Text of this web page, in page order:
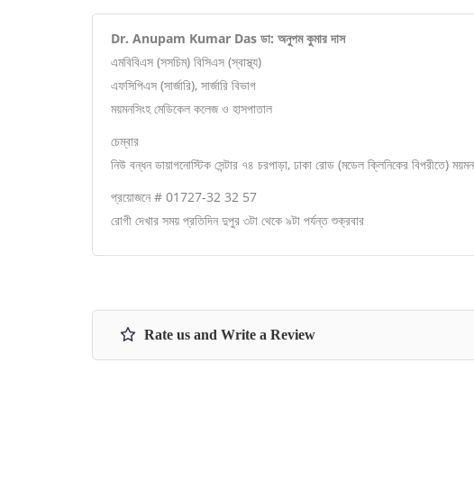
Dr. Anupam Kumar Das ডা: অনুপম কুমার দাস
এমবিবিএস (সসচিম) বিসিএস (স্বাস্থ্য)
এফসিপিএস (সার্জারি), সার্জারি বিভাগ
ময়মনসিংহ মেডিকেল কলেজ ও হাসপাতাল
চেম্বার
নিউ বন্ধন ডায়াগনোস্টিক সেন্টার ৭৪ চরপাড়া, ঢাকা রোড (মডেল ক্লিনিকের বিপরীতে)
প্রয়োজনে # 01727-32 32 57
রোগী দেখার সময় প্রতিদিন দুপুর ৩টা থেকে ৯টা পর্যন্ত শুক্রবার
Rate us and Write a Review